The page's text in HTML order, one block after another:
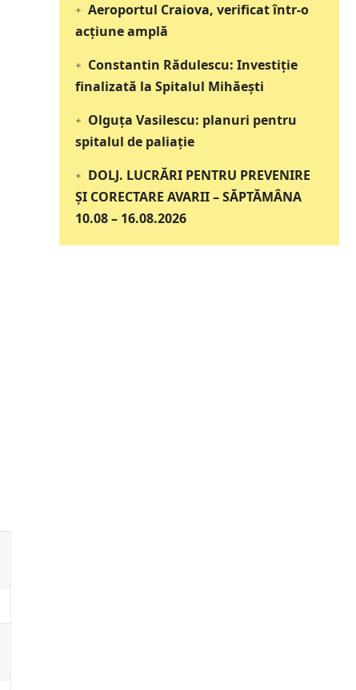
Aeroportul Craiova, verificat într-o
acțiune amplă
Constantin Rădulescu: Investiție
finalizată la Spitalul Mihăești
Olguța Vasilescu: planuri pentru
spitalul de paliație
DOLJ. LUCRĂRI PENTRU PREVENIRE
ȘI CORECTARE AVARII – SĂPTĂMÂNA
10.08 – 16.08.2026